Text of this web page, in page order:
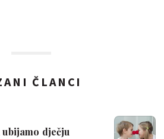
ČLANCI
dječju